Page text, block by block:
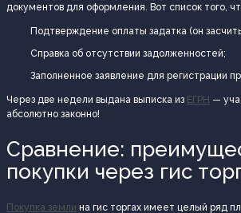
документов для оформления. Вот список того,
Подтверждение оплаты задатка (он
Справка об отсутствии задолженностей;
Заполненное заявление для регистрации
Через две недели выдана выписка из ЕГРН —
абсолютно законно!
Сравнение:
покупки через гис
Покупка земли на гис торгах имеет целый ряд